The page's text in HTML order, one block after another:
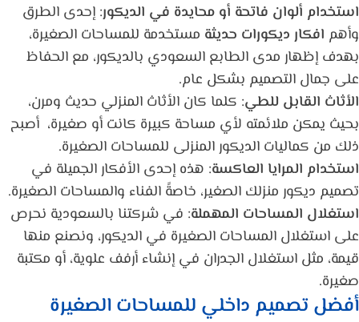
استخدام ألوان فاتحة أو محايدة في الديكور: إحدى الطرق
وأهم افكار ديكورات حديثة مستخدمة للمساحات الصغيرة،
بهدف إظهار مدى الطابع السعودي بالديكور، مع الحفاظ
على جمال التصميم بشكل عام.
الأثاث القابل للطي: كلما كان الأثاث المنزلي حديث ومرن،
بحيث يمكن ملائمته لأي مساحة كبيرة كانت أو صغيرة، أصبح
ذلك من كماليات الديكور المنزلى للمساحات الصغيرة.
استخدام المرايا العاكسة: هذه إحدى الأفكار الجميلة في
تصميم ديكور منزلك الصغير، خاصةً الفناء والمساحات الصغيرة.
استغلال المساحات المهملة: في شركتنا بالسعودية نحرص
على استغلال المساحات الصغيرة في الديكور، ونصنع منها
قيمة، مثل استغلال الجدران في إنشاء أرفف علوية، أو مكتبة
صغيرة.
أفضل تصميم داخلي للمساحات الصغيرة